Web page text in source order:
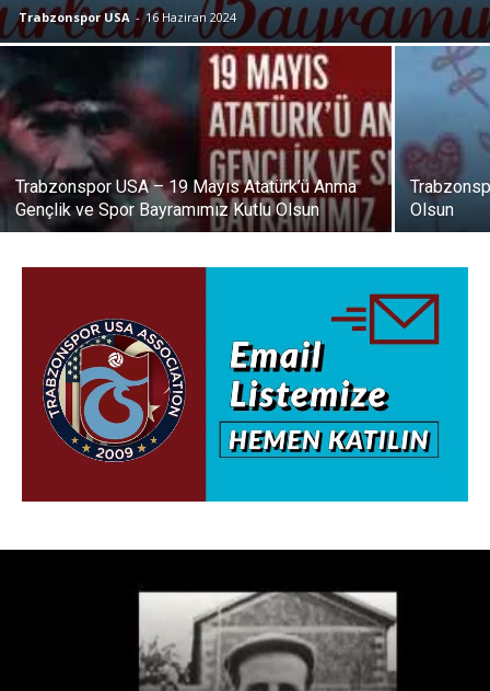
Trabzonspor USA - 16 Haziran 2024
Trabzonspor USA – 19 Mayıs Atatürk’ü Anma
Gençlik ve Spor Bayramımız Kutlu Olsun
Olsun